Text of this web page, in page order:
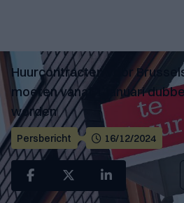
Huurcontracten voor
moeten vanaf 1 januari
worden
Persbericht 16/12/2024